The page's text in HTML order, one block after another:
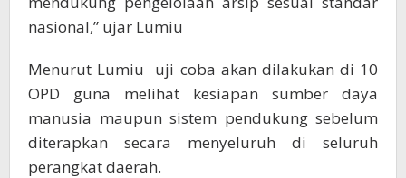
nasional,” ujar Lumiu
Menurut Lumiu uji coba akan dilakukan di 10
OPD guna melihat kesiapan sumber daya
manusia maupun sistem pendukung sebelum
diterapkan secara menyeluruh di seluruh
perangkat daerah.